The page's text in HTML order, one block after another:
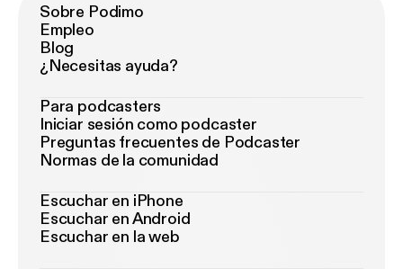
Sobre Podimo
Empleo
Blog
¿Necesitas ayuda?
Para podcasters
Iniciar sesión como podcaster
Preguntas frecuentes de Podcaster
Normas de la comunidad
Escuchar en iPhone
Escuchar en Android
Escuchar en la web